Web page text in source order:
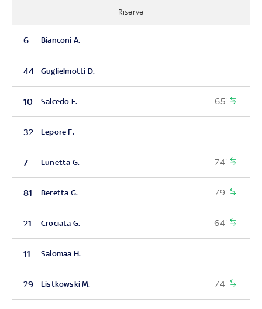
Riserve
6 Bianconi A.
44 Guglielmotti D.
10 Salcedo E. 65'
32 Lepore F.
7 Lunetta G. 74'
81 Beretta G. 79'
21 Crociata G. 64'
11 Salomaa H.
29 Listkowski M. 74'